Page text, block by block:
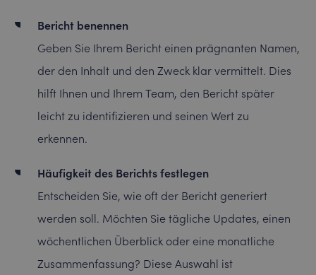
Bericht benennen
Geben Sie Ihrem Bericht einen prägnanten Namen,
der den Inhalt und den Zweck klar vermittelt. Dies
hilft Ihnen und Ihrem Team, den Bericht später
leicht zu identifizieren und seinen Wert zu
erkennen.
Häufigkeit des Berichts festlegen
Entscheiden Sie, wie oft der Bericht generiert
werden soll. Möchten Sie tägliche Updates, einen
wöchentlichen Überblick oder eine monatliche
Zusammenfassung? Diese Auswahl ist